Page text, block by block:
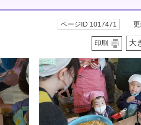
ページID 1017471 更
印刷 大